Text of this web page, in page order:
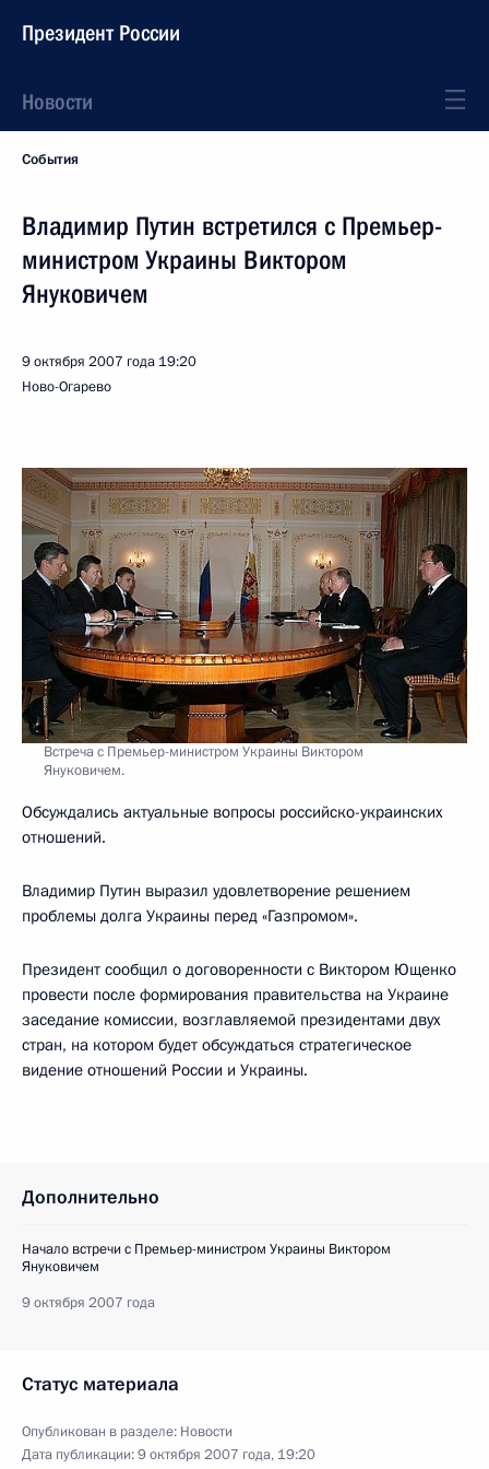
Президент России
Новости
События
Владимир Путин встретился с Премьер-
министром Украины Виктором
Януковичем
9 октября 2007 года 19:20
Ново-Огарево
Встреча с Премьер-министром Украины Виктором
Януковичем.
Обсуждались актуальные вопросы российско-украинских
отношений.
Владимир Путин выразил удовлетворение решением
проблемы долга Украины перед «Газпромом».
Президент сообщил о договоренности с Виктором Ющенко
провести после формирования правительства на Украине
заседание комиссии, возглавляемой президентами двух
стран, на котором будет обсуждаться стратегическое
видение отношений России и Украины.
Дополнительно
Начало встречи с Премьер-министром Украины Виктором
Януковичем
9 октября 2007 года
Статус материала
Опубликован в разделе: Новости
Дата публикации:9 октября 2007 года, 19:20